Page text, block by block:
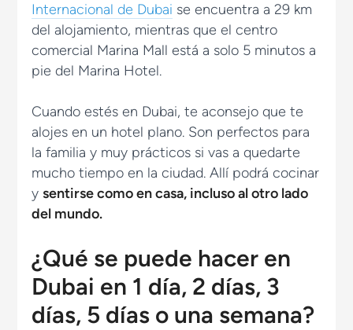
Internacional de Dubai se encuentra a 29 km
del alojamiento, mientras que el centro
comercial Marina Mall está a solo 5 minutos a
pie del Marina Hotel.
Cuando estés en Dubai, te aconsejo que te
alojes en un hotel plano. Son perfectos para
la familia y muy prácticos si vas a quedarte
mucho tiempo en la ciudad. Allí podrá cocinar
ysentirse como en casa, incluso al otro lado
del mundo.
¿Qué se puede hacer en
Dubai en 1 día, 2 días, 3
días, 5 días o una semana?